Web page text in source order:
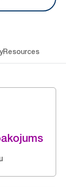
Resources